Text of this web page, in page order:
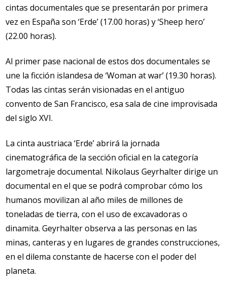
cintas documentales que se presentarán por primera
vez en España son ‘Erde’ (17.00 horas) y ‘Sheep hero’
(22.00 horas).
Al primer pase nacional de estos dos documentales se
une la ficción islandesa de ‘Woman at war’ (19.30 horas).
Todas las cintas serán visionadas en el antiguo
convento de San Francisco, esa sala de cine improvisada
del siglo XVI.
La cinta austriaca ‘Erde’ abrirá la jornada
cinematográfica de la sección oficial en la categoría
largometraje documental. Nikolaus Geyrhalter dirige un
documental en el que se podrá comprobar cómo los
humanos movilizan al año miles de millones de
toneladas de tierra, con el uso de excavadoras o
dinamita. Geyrhalter observa a las personas en las
minas, canteras y en lugares de grandes construcciones,
en el dilema constante de hacerse con el poder del
planeta.